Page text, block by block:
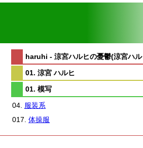
haruhi - 涼宮ハルヒの憂鬱(涼宮ハ
01. 涼宮 ハルヒ
01. 模写
04. 服装系
017. 体操服